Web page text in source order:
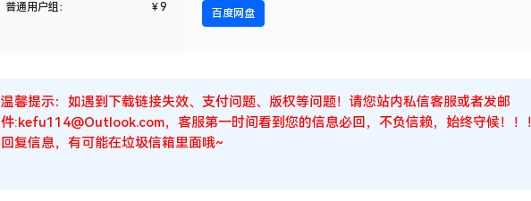
普通用户组： ￥9 百度网盘
温馨提示：如遇到下载链接失效、支付问题、版权等问题！请您站内私信客服或者发邮
件:kefu114@Outlook.com，客服第一时间看到您的信息必回，不负信赖，始终守候！！
回复信息，有可能在垃圾信箱里面哦~